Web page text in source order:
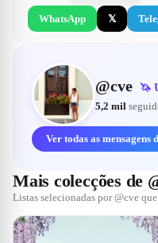
WhatsApp 𝕏
@cve 🦄
5,2 mil
Ver todas as mensagens
Mais colecções de
Listas selecionadas por @cve